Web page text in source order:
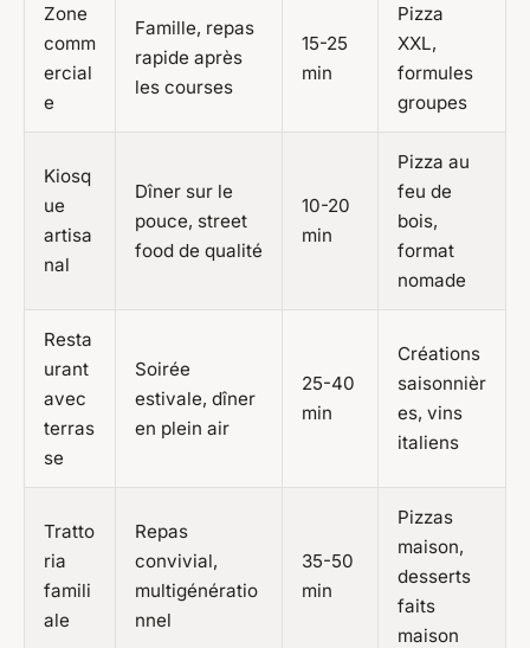
Zone
comm
ercial
e
Famille, repas
rapide après
les courses
15-25
min
Pizza
XXL,
formules
groupes
Kiosq
ue
artisa
nal
Dîner sur le
pouce, street
food de qualité
10-20
min
Pizza au
feu de
bois,
format
nomade
Resta
urant
avec
terras
se
Soirée
estivale, dîner
en plein air
25-40
min
Créations
saisonnièr
es, vins
italiens
Tratto
ria
famili
ale
Repas
convivial,
multigénératio
nnel
35-50
min
Pizzas
maison,
desserts
faits
maison